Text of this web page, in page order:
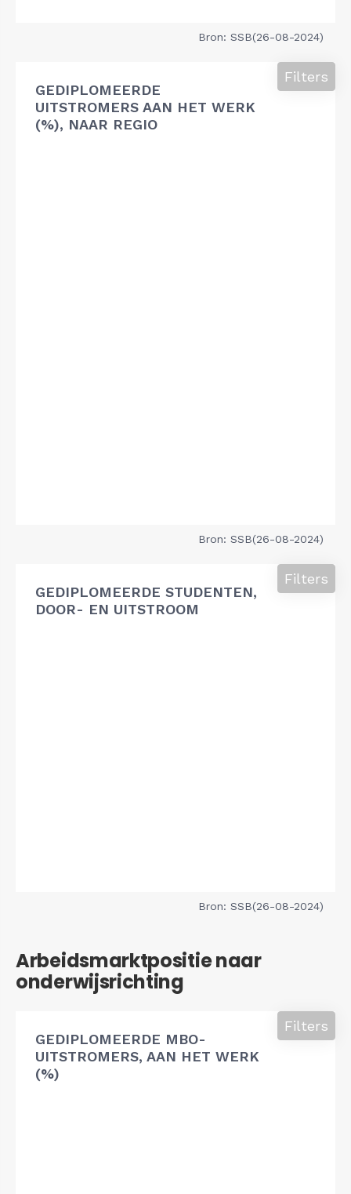
Bron: SSB(26-08-2024)
GEDIPLOMEERDE
UITSTROMERS AAN HET WERK
(%), NAAR REGIO
Filters
Bron: SSB(26-08-2024)
GEDIPLOMEERDE STUDENTEN,
DOOR- EN UITSTROOM
Filters
Bron: SSB(26-08-2024)
Arbeidsmarktpositie naar
onderwijsrichting
GEDIPLOMEERDE MBO-
UITSTROMERS, AAN HET WERK
(%)
Filters